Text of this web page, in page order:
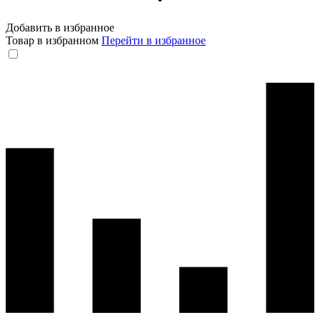
Добавить в избранное
Товар в избранном Перейти в избранное